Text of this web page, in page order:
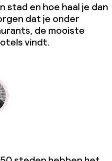
stad en hoe haal je dan
dat je onder
de mooiste
vindt.